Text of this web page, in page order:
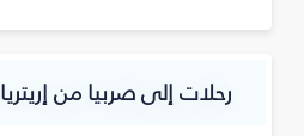
رحلات إلى صربيا من إريتريا